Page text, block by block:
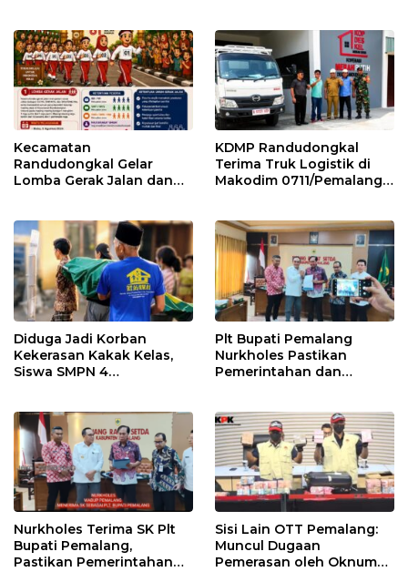
Kecamatan
Randudongkal Gelar
Lomba Gerak Jalan dan
KDMP Randudongkal
Terima Truk Logistik di
Makodim 0711/Pemalang
Diduga Jadi Korban
Kekerasan Kakak Kelas,
Siswa SMPN 4
Plt Bupati Pemalang
Nurkholes Pastikan
Pemerintahan dan
Nurkholes Terima SK Plt
Bupati Pemalang,
Pastikan Pemerintahan
Sisi Lain OTT Pemalang:
Muncul Dugaan
Pemerasan oleh Oknum